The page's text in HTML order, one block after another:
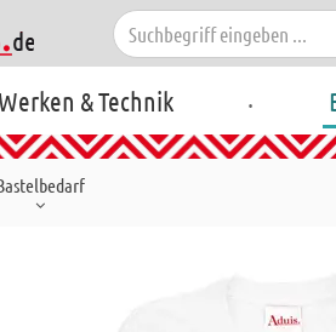
Werken & Technik .